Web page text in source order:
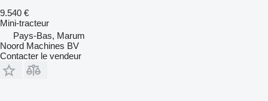
9.540 €
Mini-tracteur
Pays-Bas, Marum
Noord Machines BV
Contacter le vendeur